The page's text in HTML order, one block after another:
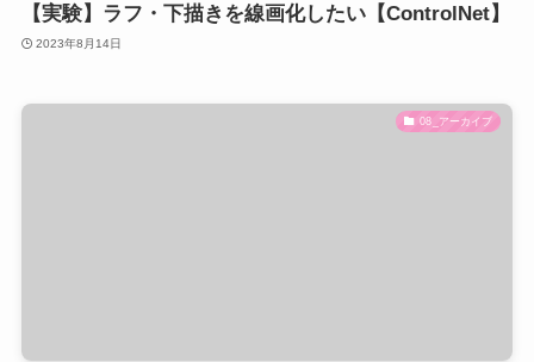
【実験】ラフ・下描きを線画化したい【ControlNet】
2023年8月14日
08_アーカイブ